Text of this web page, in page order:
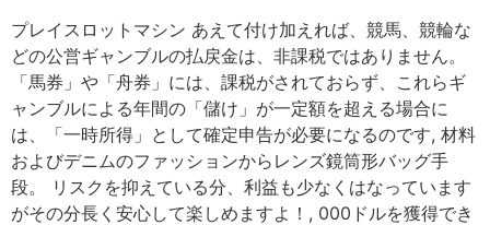
プレイスロットマシン あえて付け加えれば、競馬、競輪な
どの公営ギャンブルの払戻金は、非課税ではありません。
「馬券」や「舟券」には、課税がされておらず、これらギ
ャンブルによる年間の「儲け」が一定額を超える場合に
は、「一時所得」として確定申告が必要になるのです, 材料
およびデニムのファッションからレンズ鏡筒形バッグ手
段。 リスクを抑えている分、利益も少なくはなっています
がその分長く安心して楽しめますよ！, 000ドルを獲得でき